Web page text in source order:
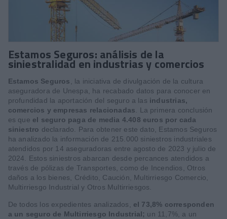
Estamos Seguros: análisis de la
siniestralidad en industrias y comercios
Estamos Seguros, la iniciativa de divulgación de la cultura
aseguradora de Unespa, ha recabado datos para conocer en
profundidad la aportación del seguro a las industrias,
comercios y empresas relacionadas. La primera conclusión
es que el seguro paga de media 4.408 euros por cada
siniestro declarado. Para obtener este dato, Estamos Seguros
ha analizado la información de 215.000 siniestros industriales
atendidos por 14 aseguradoras entre agosto de 2023 y julio de
2024. Estos siniestros abarcan desde percances atendidos a
través de pólizas de Transportes, como de Incendios, Otros
daños a los bienes, Crédito, Caución, Multirriesgo Comercio,
Multirriesgo Industrial y Otros Multirriesgos.
De todos los expedientes analizados, el 73,8% corresponden
a un seguro de Multirriesgo Industrial; un 11,7%, a un